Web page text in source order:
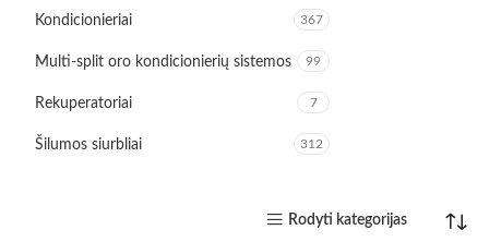
Kondicionieriai 367
Multi-split oro kondicionierių sistemos 99
Rekuperatoriai 7
Šilumos siurbliai 312
Rodyti kategorijas